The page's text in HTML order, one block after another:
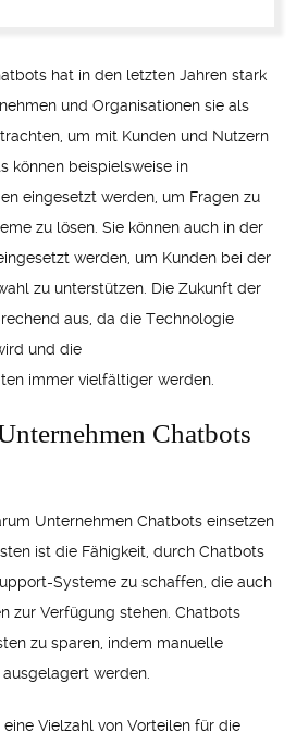
hat in den letzten Jahren stark
und Organisationen sie als
um mit Kunden und Nutzern
können beispielsweise in
eingesetzt werden, um Fragen zu
zu lösen. Sie können auch in der
werden, um Kunden bei der
zu unterstützen. Die Zukunft der
aus, da die Technologie
und die
immer vielfältiger werden.
Chatbots
Unternehmen Chatbots einsetzen
ist die Fähigkeit, durch Chatbots
Systeme zu schaffen, die auch
zur Verfügung stehen. Chatbots
zu sparen, indem manuelle
werden.
Vielzahl von Vorteilen für die